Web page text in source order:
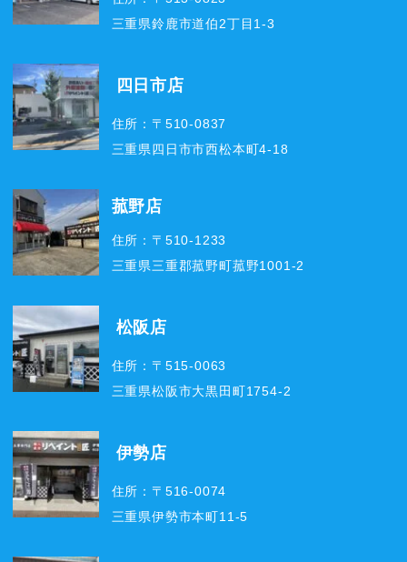
三重県鈴鹿市道伯2丁目1-3
四日市店
住所：〒510-0837
三重県四日市市西松本町4-18
菰野店
住所：〒510-1233
三重県三重郡菰野町菰野1001-2
松阪店
住所：〒515-0063
三重県松阪市大黒田町1754-2
伊勢店
住所：〒516-0074
三重県伊勢市本町11-5